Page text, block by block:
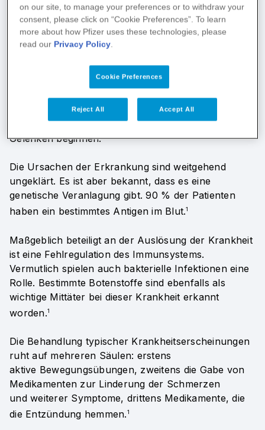
ankylosans häufig erst spät erkannt, da erste
Symptome wie Rückenschmerzen meist der
unspezifisch sind.​​​​​​​1
Das wichtigste frühe Anzeichen für einen möglichen
Morbus Bechterew sind tiefsitzende
Ruhestellung oder am Morgen auftreten. Eine axiale
Spondyloarthritis kann aber auch an anderen
Gelenken beginnen.
Die Ursachen der Erkrankung sind weitgehend
ungeklärt. Es ist aber bekannt, dass es eine
genetische Veranlagung gibt. 90 % der Patienten
haben ein bestimmtes Antigen im Blut.1
Maßgeblich beteiligt an der Auslösung der Krankheit
ist eine Fehlregulation des Immunsystems.
Vermutlich spielen auch bakterielle Infektionen eine
Rolle. Bestimmte Botenstoffe sind ebenfalls als
wichtige Mittäter bei dieser Krankheit erkannt
worden.1
Die Behandlung typischer Krankheitserscheinungen
ruht auf mehreren Säulen: erstens
aktive Bewegungsübungen, zweitens die Gabe von
Medikamenten zur Linderung der Schmerzen
und weiterer Symptome, drittens Medikamente, die
die Entzündung hemmen.1
on our site, to manage your preferences or to withdraw your
consent, please click on “Cookie Preferences”. To learn
more about how Pfizer uses these technologies, please
read our Privacy Policy.
Cookie Preferences
Reject All Accept All